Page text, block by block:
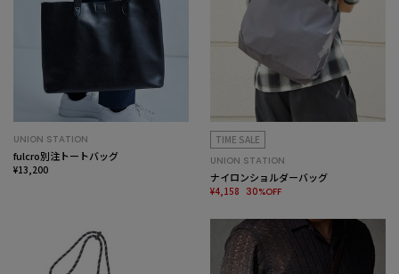
UNION STATION
fulcro別注トートバッグ
¥13,200
TIME SALE
UNION STATION
ナイロンショルダーバッグ
¥4,158 30%OFF